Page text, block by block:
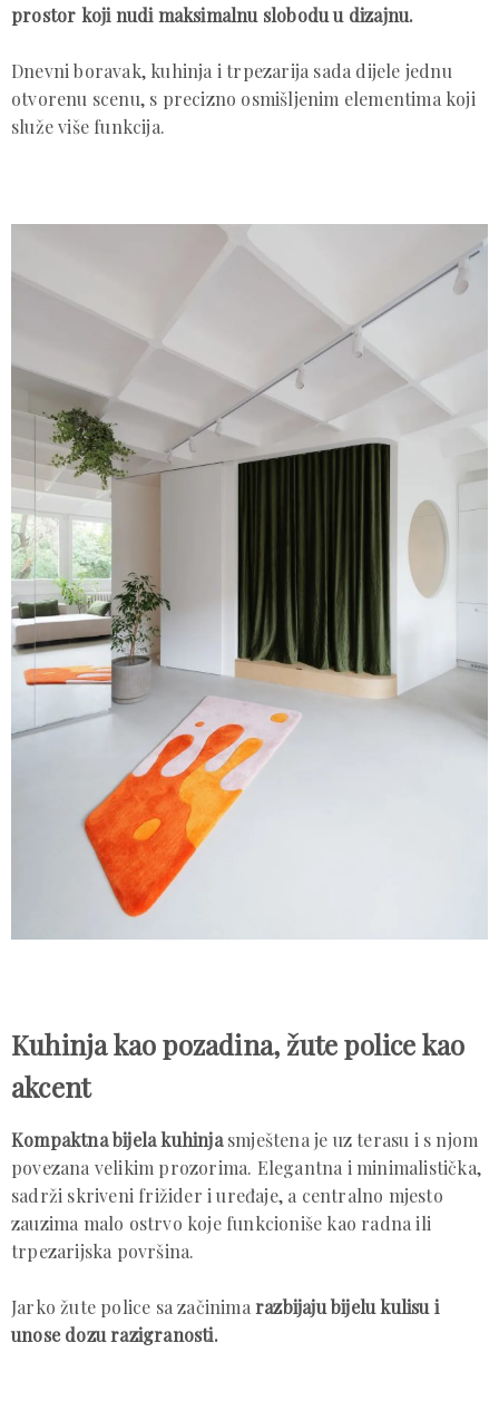
prostor koji nudi maksimalnu slobodu u dizajnu.
Dnevni boravak, kuhinja i trpezarija sada dijele jednu
otvorenu scenu, s precizno osmišljenim elementima koji
služe više funkcija.
Kuhinja kao pozadina, žute police kao
akcent
Kompaktna bijela kuhinjasmještena je uz terasu i s njom
povezana velikim prozorima. Elegantna i minimalistička,
sadrži skriveni frižider i uređaje, a centralno mjesto
zauzima malo ostrvo koje funkcioniše kao radna ili
trpezarijska površina.
Jarko žute police sa začinima razbijaju bijelu kulisu i
unose dozu razigranosti.